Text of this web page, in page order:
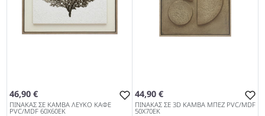
46,90 €
ΠΙΝΑΚΑΣ ΣΕ ΚΑΜΒΑ ΛΕΥΚΟ ΚΑΦΕ
PVC/MDF 60Χ60ΕΚ
44,90 €
ΠΙΝΑΚΑΣ ΣΕ 3D ΚΑΜΒΑ ΜΠΕΖ PVC/MDF
50Χ70ΕΚ